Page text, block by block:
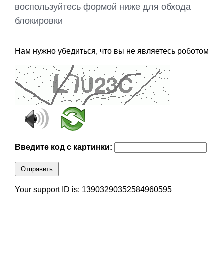
воспользуйтесь формой ниже для обхода
блокировки
Нам нужно убедиться, что вы не являетесь роботом
Введите код с картинки:
Отправить
Your support ID is: 13903290352584960595